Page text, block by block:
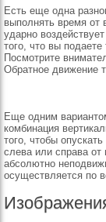
Есть еще одна
выполнять время от
ударно
того, что вы
Посмотрите
Обратное движение
Еще одним
комбинация
того, чтобы
слева или справа
абсолютно
осуществляется по